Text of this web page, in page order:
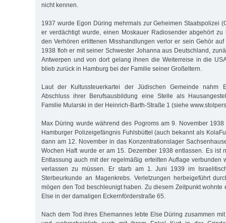
nicht kennen.
1937 wurde Egon Düring mehrmals zur Geheimen Staatspolizei
er verdächtigt wurde, einen Moskauer Radiosender abgehört
den Verhören erlittenen Misshandlungen verlor er sein Gehör auf
1938 floh er mit seiner Schwester Johanna aus Deutschland,
Antwerpen und von dort gelang ihnen die Weiterreise in die
blieb zurück in Hamburg bei der Familie seiner Großeltern.
Laut der Kultussteuerkartei der Jüdischen Gemeinde nahm
Abschluss ihrer Berufsausbildung eine Stelle als
Familie Mularski in der Heinrich-Barth-Straße 1 (siehe
Max Düring wurde während des Pogroms am 9. November
Hamburger Polizeigefängnis Fuhlsbüttel (auch bekannt als
dann am 12. November in das Konzentrationslager
Wochen Haft wurde er am 15. Dezember 1938 entlassen. Es ist
Entlassung auch mit der regelmäßig erteilten Auflage verbunden
verlassen zu müssen. Er starb am 1. Juni 1939 im
Sterbeurkunde an Magenkrebs. Verletzungen herbeigeführt
mögen den Tod beschleunigt haben. Zu diesem Zeitpunkt wohnte
Else in der damaligen Eckernförderstraße 65.
Nach dem Tod ihres Ehemannes lebte Else Düring zusammen